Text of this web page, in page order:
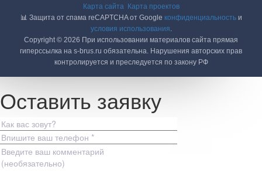
Карта сайта
Карта проектов
📊 Защита от спама reCAPTCHA от Google конфиденциальностьи
условия использования.
Copyright © 2026 При использовании материалов сайта прямая
гиперссылка на s-brus.ru обязательна. Нарушения авторских прав
контролируется и преследуется по закону РФ
Оставить заявку